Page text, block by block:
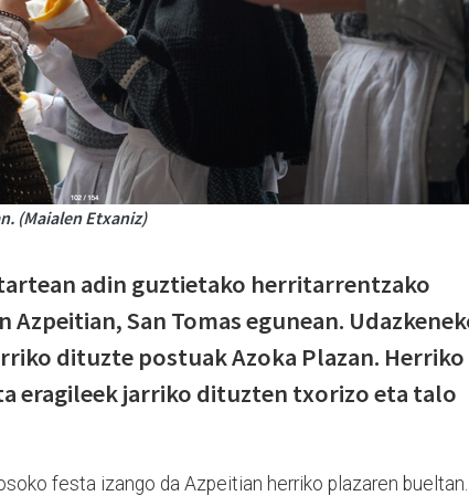
(Maialen Etxaniz)
adin guztietako herritarrentzako
San Tomas egunean.
dituzte postuak Azoka Plazan. Herriko
eragileek jarriko dituzten txorizo eta talo
festa izango da Azpeitian herriko plazaren bueltan.